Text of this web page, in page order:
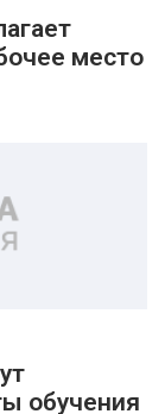
место
обучения